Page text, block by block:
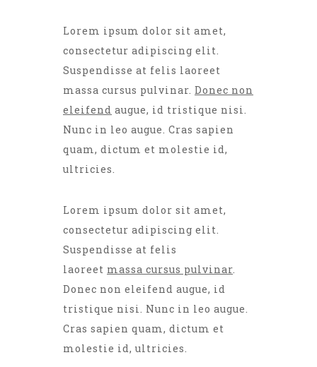
original
era:
£200.00.
Lorem ipsum dolor sit amet,
consectetur adipiscing elit.
Suspendisse at felis laoreet
massa cursus pulvinar. Donec non
eleifend augue, id tristique nisi.
Nunc in leo augue. Cras sapien
quam, dictum et molestie id,
ultricies.
Lorem ipsum dolor sit amet,
consectetur adipiscing elit.
Suspendisse at felis
laoreet massa cursus pulvinar.
Donec non eleifend augue, id
tristique nisi. Nunc in leo augue.
Cras sapien quam, dictum et
molestie id, ultricies.